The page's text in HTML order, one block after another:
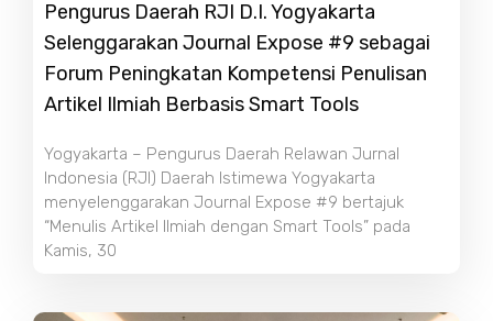
Pengurus Daerah RJI D.I. Yogyakarta
Selenggarakan Journal Expose #9 sebagai
Forum Peningkatan Kompetensi Penulisan
Artikel Ilmiah Berbasis Smart Tools
Yogyakarta – Pengurus Daerah Relawan Jurnal
Indonesia (RJI) Daerah Istimewa Yogyakarta
menyelenggarakan Journal Expose #9 bertajuk
“Menulis Artikel Ilmiah dengan Smart Tools” pada
Kamis, 30